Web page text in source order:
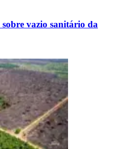
vazio sanitário da